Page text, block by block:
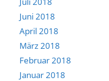
Juni 2018
April 2018
März 2018
Februar 2018
Januar 2018